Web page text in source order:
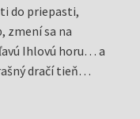
do priepasti,
zmení sa na
Ihlovú horu… a
dračí tieň…